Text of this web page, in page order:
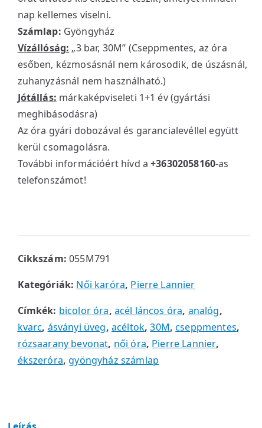
nap kellemes viselni.
Számlap: Gyöngyház
Vízállóság: „3 bar, 30M” (Cseppmentes, az óra
esőben, kézmosásnál nem károsodik, de úszásnál,
zuhanyzásnál nem használható.)
Jótállás: márkaképviseleti 1+1 év (gyártási
meghibásodásra)
Az óra gyári dobozával és garancialevéllel együtt
kerül csomagolásra.
További információért hívd a+36302058160-as
telefonszámot!
Cikkszám:055M791
Kategóriák: Női karóra, Pierre Lannier
Címkék: bicolor óra, acél láncos óra, analóg,
kvarc, ásványi üveg, acéltok,30M,cseppmentes,
rózsaarany bevonat, női óra, Pierre Lannier,
ékszeróra,gyöngyház számlap